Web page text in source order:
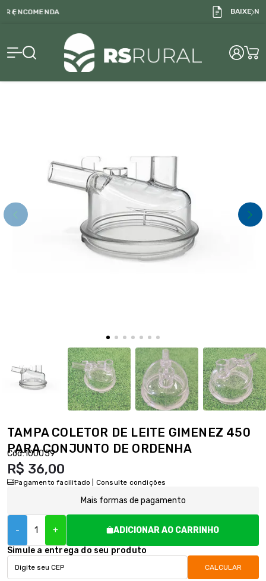
RS Rural
TAMPA COLETOR DE LEITE GIMENEZ 450
PARA CONJUNTO DE ORDENHA
Cód:100059
R$ 36,00
Pagamento facilitado | Consulte condições
Mais formas de pagamento
- +
ADICIONAR AO CARRINHO
Simule a entrega do seu produto
CALCULAR